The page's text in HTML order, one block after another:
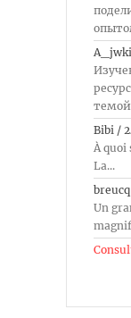
Bibi /
À quoi
La...
breucq
Un